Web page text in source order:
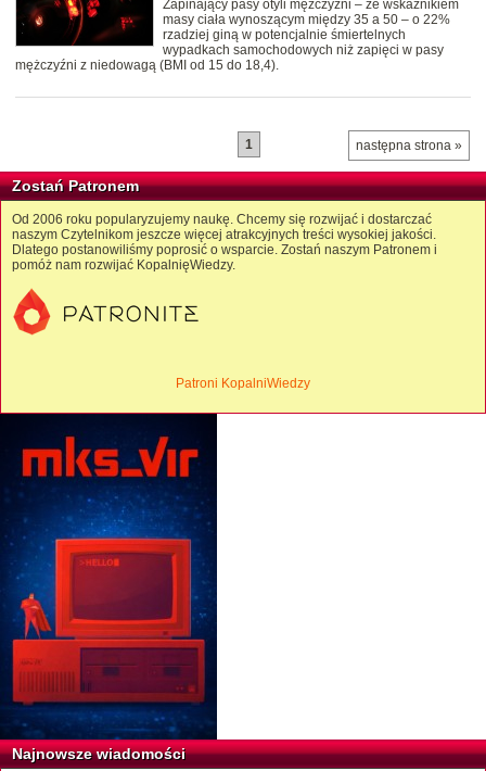
Zapinający pasy otyli mężczyźni – ze wskaźnikiem
masy ciała wynoszącym między 35 a 50 – o 22%
rzadziej giną w potencjalnie śmiertelnych
wypadkach samochodowych niż zapięci w pasy
mężczyźni z niedowagą (BMI od 15 do 18,4).
następna strona »
1
Zostań Patronem
Od 2006 roku popularyzujemy naukę. Chcemy się rozwijać i dostarczać
naszym Czytelnikom jeszcze więcej atrakcyjnych treści wysokiej jakości.
Dlatego postanowiliśmy poprosić o wsparcie. Zostań naszym Patronem i
pomóż nam rozwijać KopalnięWiedzy.
Patroni KopalniWiedzy
Najnowsze wiadomości